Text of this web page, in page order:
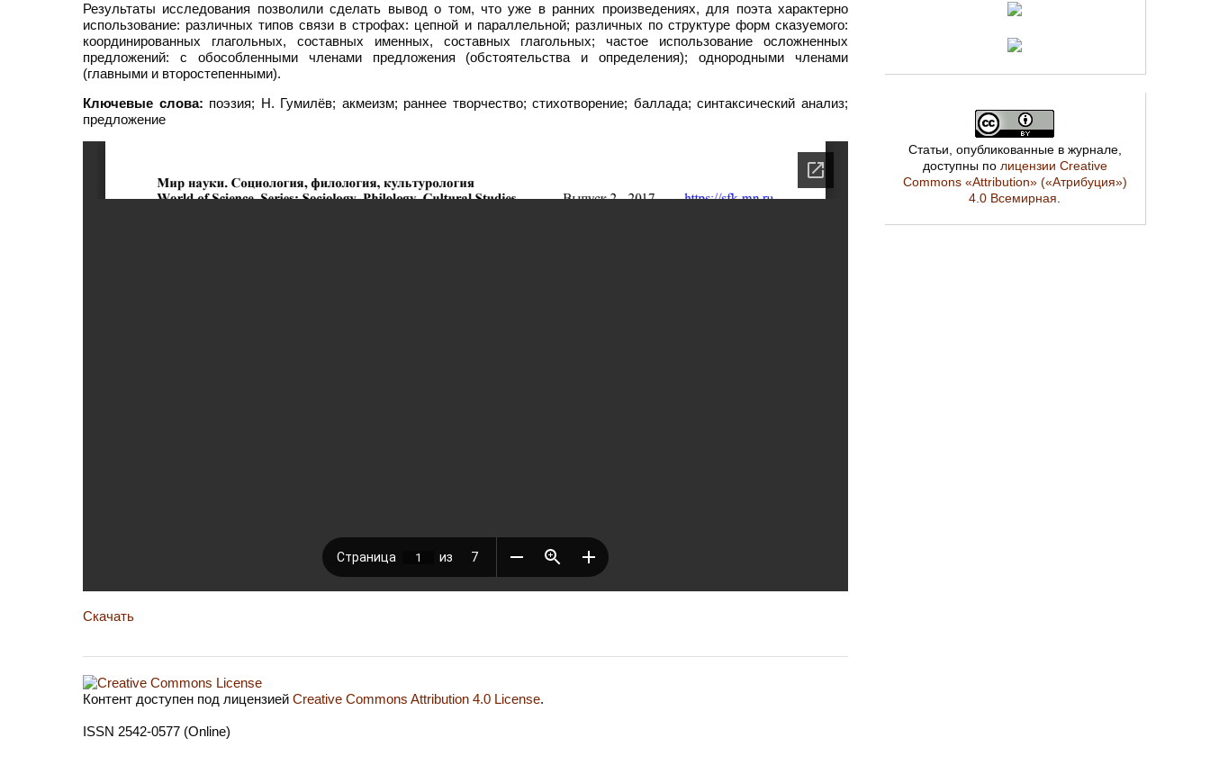
Результаты исследования позволили сделать вывод о том, что уже в ранних произведениях, для поэта характерно
использование: различных типов связи в строфах: цепной и параллельной; различных по структуре форм сказуемого:
координированных глагольных, составных именных, составных глагольных; частое использование осложненных
предложений: с обособленными членами предложения (обстоятельства и определения); однородными членами
(главными и второстепенными).
Ключевые слова: поэзия; Н. Гумилёв; акмеизм; раннее творчество; стихотворение; баллада; синтаксический анализ;
предложение
Скачать
Контент доступен под лицензией Creative Commons Attribution 4.0 License.
ISSN 2542-0577 (Online)
Статьи, опубликованные в журнале,
доступны по лицензии Creative
Commons «Attribution» («Атрибуция»)
4.0 Всемирная.